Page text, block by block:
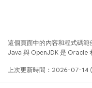
這個頁面中的內容和程式碼範
Java 與 OpenJDK 是 Oracle
上次更新時間：2026-07-14 (